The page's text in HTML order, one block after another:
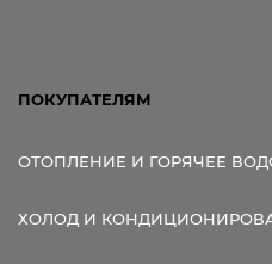
ПОКУПАТЕЛЯМ
ОТОПЛЕНИЕ И ГОРЯЧЕЕ
ХОЛОД И